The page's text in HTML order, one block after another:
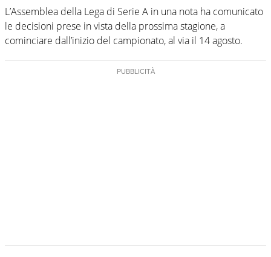
L’Assemblea della Lega di Serie A in una nota ha comunicato
le decisioni prese in vista della prossima stagione, a
cominciare dall’inizio del campionato, al via il 14 agosto.